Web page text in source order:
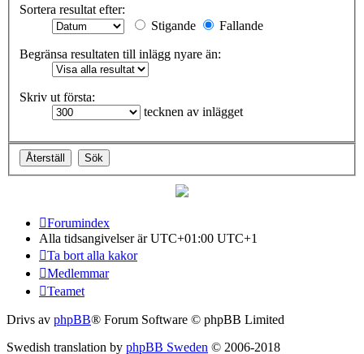
Sortera resultat efter:
Stigande
Fallande
Begränsa resultaten till inlägg nyare än:
Skriv ut första:
tecknen av inlägget
Forumindex
Alla tidsangivelser är UTC+01:00 UTC+1
Ta bort alla kakor
Medlemmar
Teamet
Drivs av phpBB® Forum Software © phpBB Limited
Swedish translation by phpBB Sweden © 2006-2018